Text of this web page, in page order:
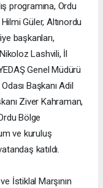
programına, Ordu
Güler, Altınordu
başkanları,
Lashvili, İl
Genel Müdürü
Başkanı Adil
Ziver Kahraman,
Bölge
ve kuruluş
katıldı.
İstiklal Marşının